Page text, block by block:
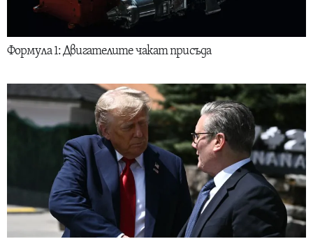
Формула 1: Двигателите чакат присъда